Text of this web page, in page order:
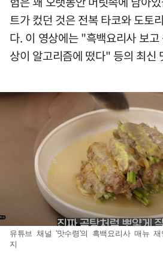
트가 컸던 것은 전복 타코와 도토
다. 이 영상에는 "흑백요리사 보
상이 알고리즘에 떴다" 등의 최신
유튜브 채널 '맛수령'의 흑백요리사 매뉴
지